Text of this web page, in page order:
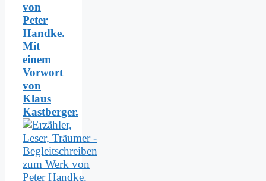
von
Peter
Handke.
Mit
einem
Vorwort
von
Klaus
Kastberger.